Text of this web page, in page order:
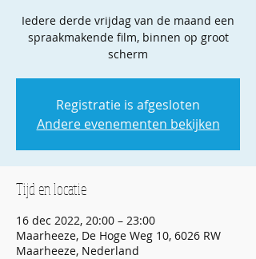
Iedere derde vrijdag van de maand een
spraakmakende film, binnen op groot
scherm
Registratie is afgesloten
Andere evenementen bekijken
Tijd en locatie
16 dec 2022, 20:00 – 23:00
Maarheeze, De Hoge Weg 10, 6026 RW
Maarheeze, Nederland